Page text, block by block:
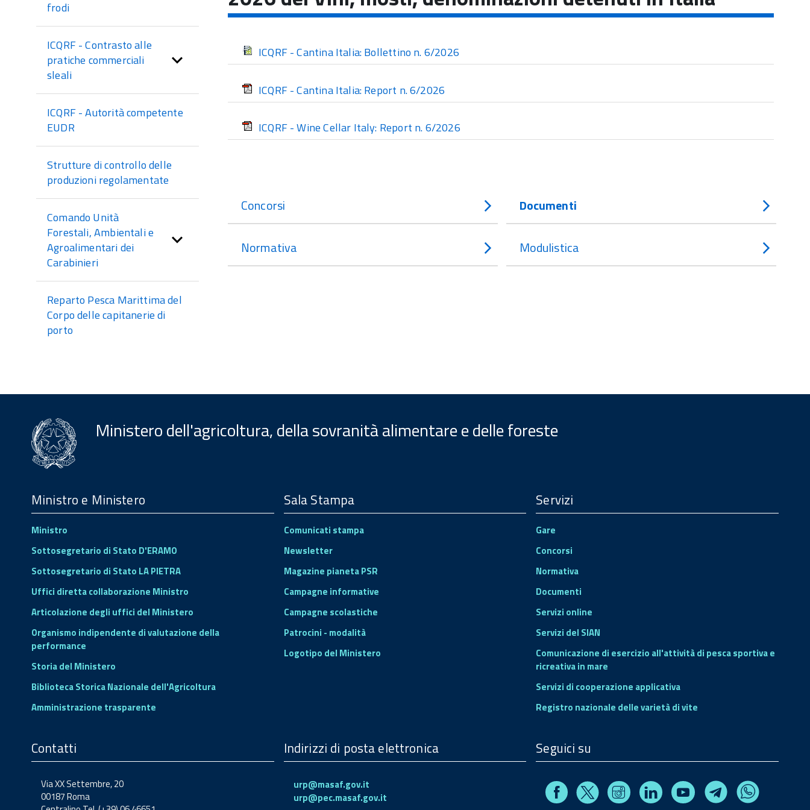
sezione
frodi
ICQRF - Contrasto alle
pratiche commerciali
sleali
ICQRF - Autorità competente
EUDR
Strutture di controllo delle
produzioni regolamentate
Comando Unità
Forestali, Ambientali e
Agroalimentari dei
Carabinieri
Reparto Pesca Marittima del
Corpo delle capitanerie di
porto
ICQRF - Cantina Italia: Bollettino n. 6/2026
ICQRF - Cantina Italia: Report n. 6/2026
ICQRF - Wine Cellar Italy: Report n. 6/2026
Concorsi Documenti
Normativa Modulistica
Ministero dell'agricoltura, della sovranità alimentare e delle foreste
Footer
Ministro e Ministero
Ministro
Sottosegretario di Stato D'ERAMO
Sottosegretario di Stato LA PIETRA
Uffici diretta collaborazione Ministro
Articolazione degli uffici del Ministero
Organismo indipendente di valutazione della
performance
Storia del Ministero
Biblioteca Storica Nazionale dell'Agricoltura
Amministrazione trasparente
Sala Stampa
Comunicati stampa
Newsletter
Magazine pianeta PSR
Campagne informative
Campagne scolastiche
Patrocini - modalità
Logotipo del Ministero
Servizi
Gare
Concorsi
Normativa
Documenti
Servizi online
Servizi del SIAN
Comunicazione di esercizio all'attività di pesca sportiva e
ricreativa in mare
Servizi di cooperazione applicativa
Registro nazionale delle varietà di vite
Contatti
Via XX Settembre, 20
00187 Roma
Indirizzi di posta elettronica
urp@masaf.gov.it
urp@pec.masaf.gov.it
Seguici su
Facebook
X InstagramLinkedinYoutube TelegramWhatsapp